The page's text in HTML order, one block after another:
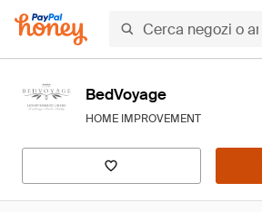
BedVoyage
HOME IMPROVEMENT